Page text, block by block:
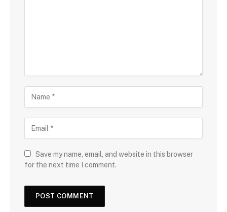
Save my name, email, and website in this browser
for the next time I comment.